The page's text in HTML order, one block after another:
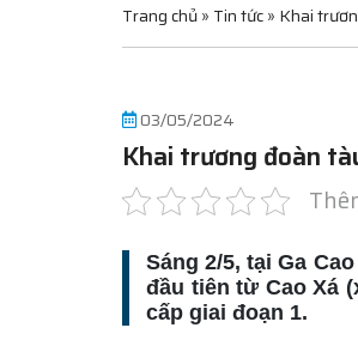
Trang chủ» Tin tức» Khai
03/05/2024
Khai trương đoàn
Sáng 2/5, tại Ga
đầu tiên từ Cao Xá
cấp giai đoạn 1.